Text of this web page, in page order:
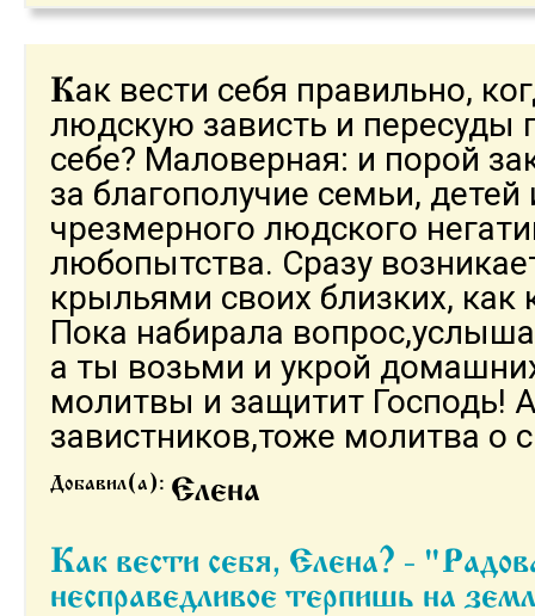
К ак вести себя правильно,
людскую зависть и пересуды
себе? Маловерная: и порой
за благополучие семьи, детей
чрезмерного людского
любопытства. Сразу
крыльями своих близких, как
Пока набирала
а ты возьми и укрой
молитвы и защитит Господь!
завистников,тоже молитва о
Добавил(а): Елена
Как вести себя, Елена? - "Радоваться" Ибо, если
несправедливое терпишь на